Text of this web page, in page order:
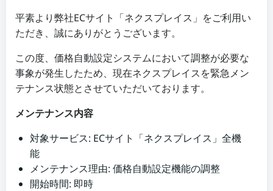
平素より弊社ECサイト「ネクスプレイス」をご利用い
ただき、誠にありがとうございます。
この度、価格自動設定システムにおいて調整が必要な
事象が発生したため、現在ネクスプレイスを緊急メン
テナンス状態とさせていただいております。
メンテナンス内容
対象サービス: ECサイト「ネクスプレイス」全機
能
メンテナンス理由: 価格自動設定機能の調整
開始時間: 即時